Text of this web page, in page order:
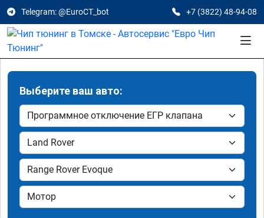
Telegram: @EuroCT_bot +7 (3822) 48-94-08
Выберите ваш авто: